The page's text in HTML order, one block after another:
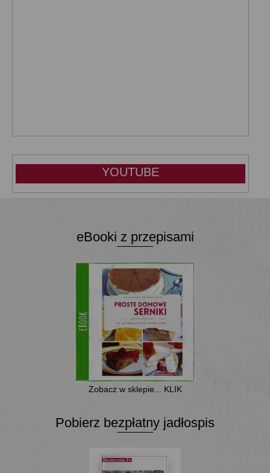
YOUTUBE
eBooki z przepisami
Zobacz w sklepie... KLIK
Pobierz bezpłatny jadłospis